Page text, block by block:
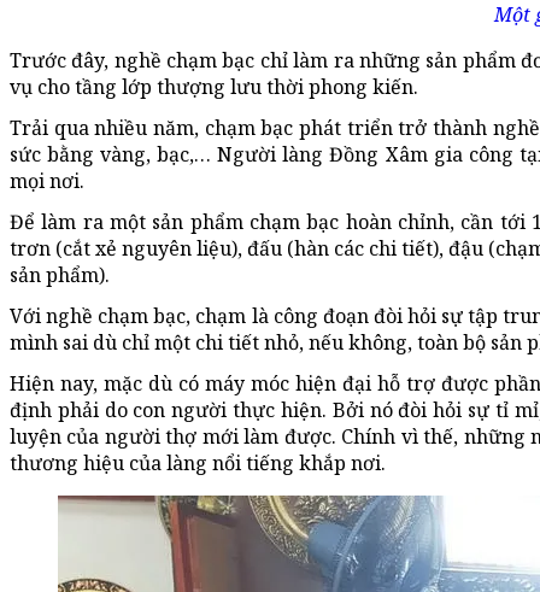
Một
Trước đây, nghề chạm bạc chỉ làm ra những sản phẩm
vụ cho tầng lớp thượng lưu thời phong kiến.
Trải qua nhiều năm, chạm bạc phát triển trở thành
sức bằng vàng, bạc,… Người làng Đồng Xâm gia công
mọi nơi.
Để làm ra một sản phẩm chạm bạc hoàn chỉnh, cần tới
trơn (cắt xẻ nguyên liệu), đấu (hàn các chi tiết), đậu
sản phẩm).
Với nghề chạm bạc, chạm là công đoạn đòi hỏi sự tập
mình sai dù chỉ một chi tiết nhỏ, nếu không, toàn bộ sản
Hiện nay, mặc dù có máy móc hiện đại hỗ trợ được
định phải do con người thực hiện. Bởi nó đòi hỏi sự tỉ
luyện của người thợ mới làm được. Chính vì thế, những
thương hiệu của làng nổi tiếng khắp nơi.